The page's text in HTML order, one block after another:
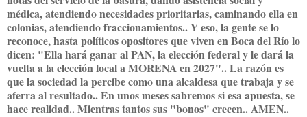
médica, atendiendo necesidades prioritarias, caminando ella en
colonias, atendiendo fraccionamientos.. Y eso, la gente se lo
reconoce, hasta políticos opositores que viven en Boca del Río lo
dicen: "Ella hará ganar al PAN, la elección federal y le dará la
vuelta a la elección local a MORENA en 2027".. La razón es
que la sociedad la percibe como una alcaldesa que trabaja y se
aferra al resultado.. En unos meses sabremos si esa apuesta, se
hace realidad.. Mientras tantos sus "bonos" crecen.. AMEN..